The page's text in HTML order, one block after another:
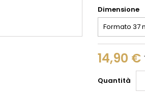
Dimensione
14,90 €
Quantità